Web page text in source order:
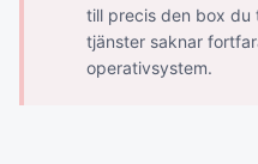
till precis den box du
tjänster saknar
operativsystem.